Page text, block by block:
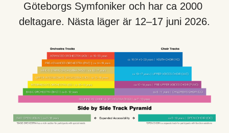
Göteborgs Symfoniker och har ca 2000
deltagare. Nästa läger är 12–17 juni 2026.